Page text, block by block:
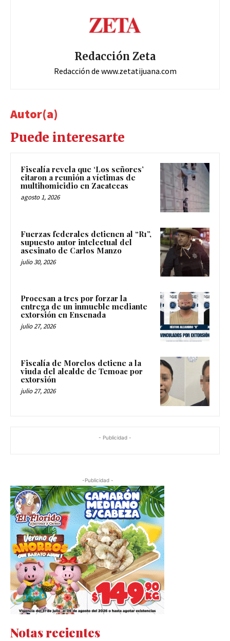
Redacción Zeta
Redacción de www.zetatijuana.com
Autor(a)
Puede interesarte
Fiscalía revela que ‘Los señores’
citaron a reunión a víctimas de
multihomicidio en Zacatecas
agosto 1, 2026
Fuerzas federales detienen al “R1”,
supuesto autor intelectual del
asesinato de Carlos Manzo
julio 30, 2026
Procesan a tres por forzar la
entrega de un inmueble mediante
extorsión en Ensenada
julio 27, 2026
Fiscalía de Morelos detiene a la
viuda del alcalde de Temoac por
extorsión
julio 27, 2026
- Publicidad -
-Publicidad -
Notas recientes